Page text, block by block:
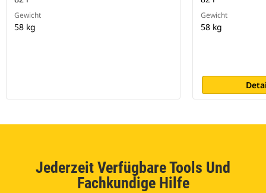
Gewicht
58 kg
Gewicht
58 kg
Jederzeit Verfügbare Tools Und
Fachkundige Hilfe